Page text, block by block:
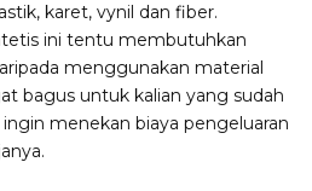
karet, vynil dan fiber.
ini tentu membutuhkan
menggunakan material
bagus untuk kalian yang sudah
ingin menekan biaya pengeluaran